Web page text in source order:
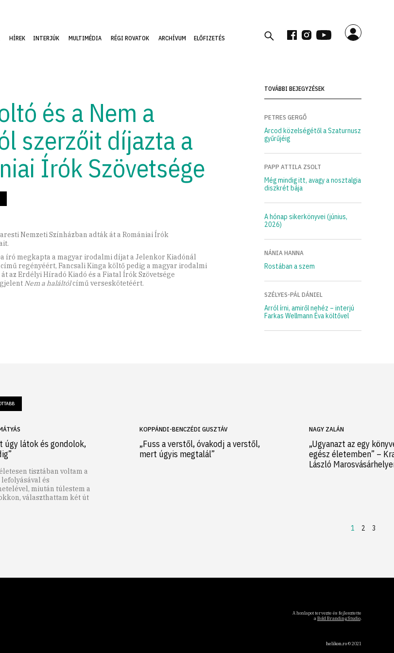
HÍREK INTERJÚK MULTIMÉDIA RÉGI ROVATOK ARCHÍVUM ELŐFIZETÉS
és a Nem a
szerzőit díjazta a
Írók Szövetsége
Nemzeti Színházban adták át a Romániai Írók
író megkapta a magyar irodalmi díjat a Jelenkor Kiadónál
című regényéért, Fancsali Kinga költő pedig a magyar irodalmi
az Erdélyi Híradó Kiadó és a Fiatal Írók Szövetsége
Nem a haláltólcímű verseskötetéért.
TOVÁBBI BEJEGYZÉSEK
PETRES GERGŐ
Arcod közelségétől a Szaturnusz
gyűrűjéig
PAPP ATTILA ZSOLT
Még mindig itt, avagy a nosztalgia
diszkrét bája
A hónap sikerkönyvei (június,
2026)
NÁNIA HANNA
Rostában a szem
SZÉLYES-PÁL DÁNIEL
Arról írni, amiről nehéz – interjú
Farkas Wellmann Éva költővel
úgy látok és gondolok,
tisztában voltam a
és
miután túlestem a
választhattam két út
KOPPÁNDI-BENCZÉDI GUSZTÁV
„Fuss a verstől, óvakodj a verstől,
mert úgyis megtalál”
NAGY ZALÁN
„Ugyanazt az egy
egész életemben” –
László
1 2 3
A honlapot tervezte és fejlesztette
a Bold Branding Studio.
helikon.ro© 2021